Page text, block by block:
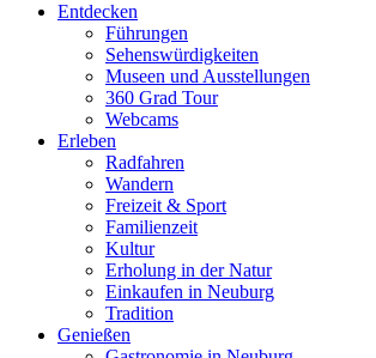
Entdecken
Führungen
Sehenswürdigkeiten
Museen und Ausstellungen
360 Grad Tour
Webcams
Erleben
Radfahren
Wandern
Freizeit & Sport
Familienzeit
Kultur
Erholung in der Natur
Einkaufen in Neuburg
Tradition
Genießen